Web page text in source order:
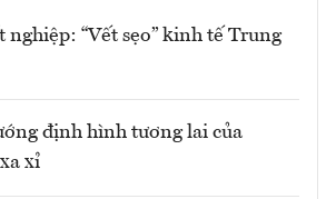
nghiệp: “Vết sẹo” kinh tế Trung
định hình tương lai của
xỉ